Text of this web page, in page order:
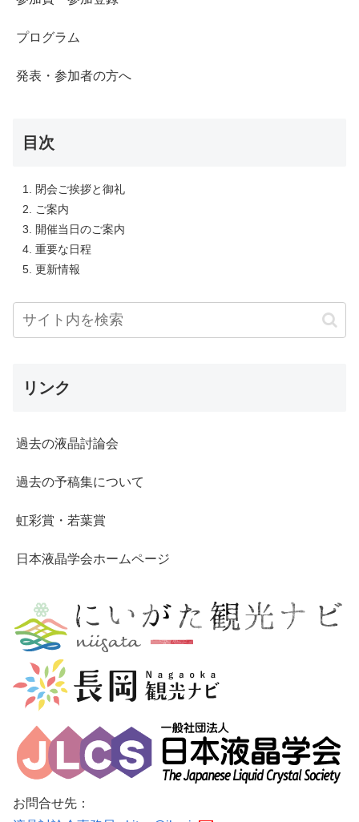
プログラム
発表・参加者の方へ
目次
閉会ご挨拶と御礼
ご案内
開催当日のご案内
重要な日程
更新情報
リンク
過去の液晶討論会
過去の予稿集について
虹彩賞・若葉賞
日本液晶学会ホームページ
お問合せ先：